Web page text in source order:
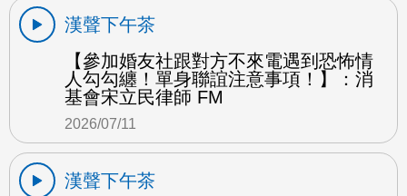
漢聲下午茶
【參加婚友社跟對方不來電遇到恐怖情
人勾勾纏！單身聯誼注意事項！】：消
基會宋立民律師 FM
2026/07/11
漢聲下午茶